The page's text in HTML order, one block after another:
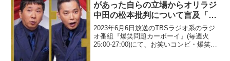
があった自らの立場からオリラジ
中田の松本批判について言及「タ
ブー化すると、何年もそれが触れ
られずつまんないよ」
2023年6月6日放送のTBSラジオ系のラジ
オ番組『爆笑問題カーボーイ』(毎週火
25:00-27:00)にて、お笑いコンビ・爆笑問